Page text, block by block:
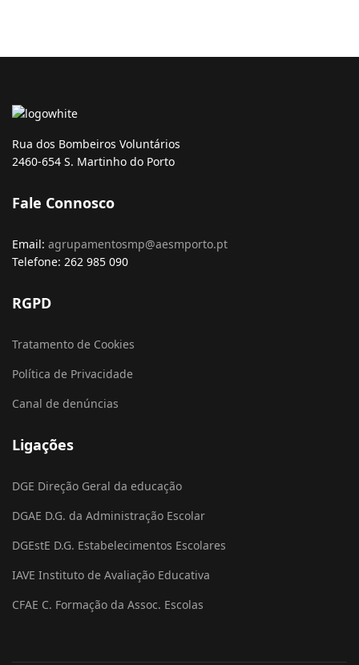
Rua dos Bombeiros Voluntários
2460-654 S. Martinho do Porto
Fale Connosco
Email: agrupamentosmp@aesmporto.pt
Telefone: 262 985 090
RGPD
Tratamento de Cookies
Política de Privacidade
Canal de denúncias
Ligações
DGE Direção Geral da educação
DGAE D.G. da Administração Escolar
DGEstE D.G. Estabelecimentos Escolares
IAVE Instituto de Avaliação Educativa
CFAE C. Formação da Assoc. Escolas